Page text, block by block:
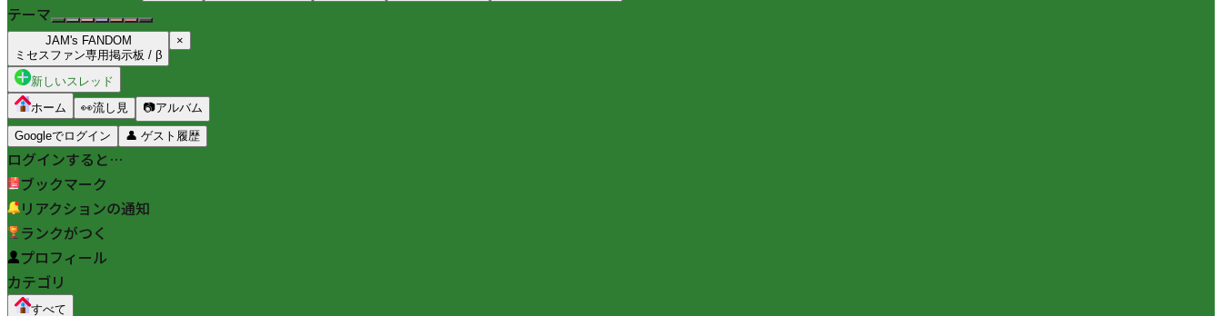
テーマ
JAM's FANDOM
ミセスファン専用掲示板 / β
×
新しいスレッド
ホーム
👀流し見 📷アルバム
Googleでログイン 👤 ゲスト履歴
ログインすると…
ブックマーク
リアクションの通知
ランクがつく
プロフィール
カテゴリ
すべて